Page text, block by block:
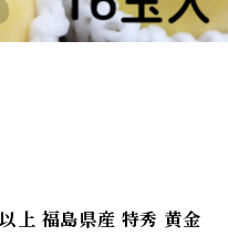
上 福島県産 特秀 黄金